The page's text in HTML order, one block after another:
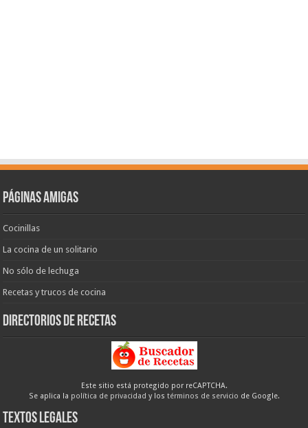
Páginas amigas
Cocinillas
La cocina de un solitario
No sólo de lechuga
Recetas y trucos de cocina
Directorios de recetas
Este sitio está protegido por reCAPTCHA.
Se aplica la política de privacidad y los términos de servicio de Google.
Textos legales